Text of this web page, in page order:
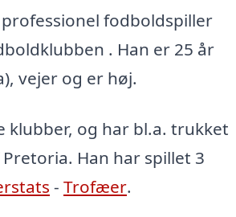
professionel fodboldspiller
. Han er 25 år
vejer og er høj.
klubber, og har bl.a. trukket
Han har spillet 3
- Trofæer.